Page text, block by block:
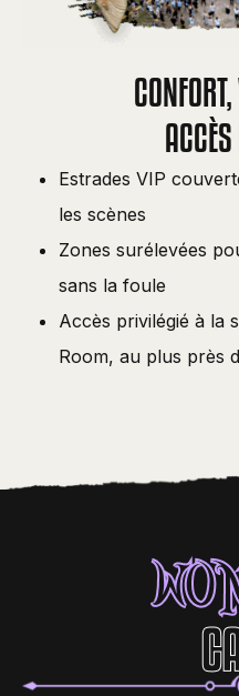
Estrades VIP
les scènes
Zones surélevées
sans la foule
Accès privilégié à la
Room, au plus près